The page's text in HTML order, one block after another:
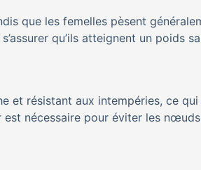
que les femelles pèsent
qu’ils atteignent un poids
et résistant aux intempéries, ce
est nécessaire pour éviter les